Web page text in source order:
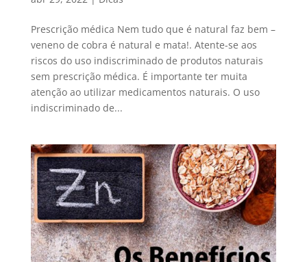
Prescrição médica Nem tudo que é natural faz bem –
veneno de cobra é natural e mata!. Atente-se aos
riscos do uso indiscriminado de produtos naturais
sem prescrição médica. É importante ter muita
atenção ao utilizar medicamentos naturais. O uso
indiscriminado de...